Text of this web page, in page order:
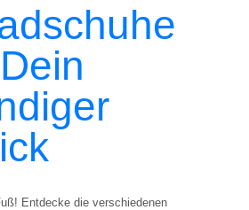
Entdecke die verschiedenen